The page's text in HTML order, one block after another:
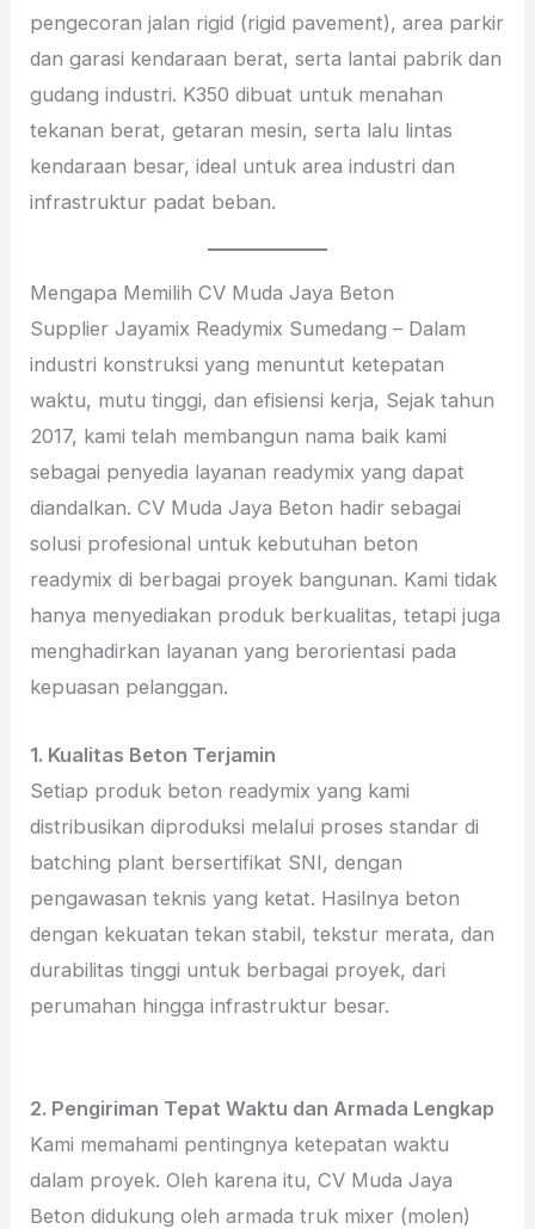
pengecoran jalan rigid (rigid pavement), area parkir
dan garasi kendaraan berat, serta lantai pabrik dan
gudang industri. K350 dibuat untuk menahan
tekanan berat, getaran mesin, serta lalu lintas
kendaraan besar, ideal untuk area industri dan
infrastruktur padat beban.
Mengapa Memilih CV Muda Jaya Beton
Supplier Jayamix Readymix Sumedang – Dalam
industri konstruksi yang menuntut ketepatan
waktu, mutu tinggi, dan efisiensi kerja, Sejak tahun
2017, kami telah membangun nama baik kami
sebagai penyedia layanan readymix yang dapat
diandalkan. CV Muda Jaya Beton hadir sebagai
solusi profesional untuk kebutuhan beton
readymix di berbagai proyek bangunan. Kami tidak
hanya menyediakan produk berkualitas, tetapi juga
menghadirkan layanan yang berorientasi pada
kepuasan pelanggan.
1. Kualitas Beton Terjamin
Setiap produk beton readymix yang kami
distribusikan diproduksi melalui proses standar di
batching plant bersertifikat SNI, dengan
pengawasan teknis yang ketat. Hasilnya beton
dengan kekuatan tekan stabil, tekstur merata, dan
durabilitas tinggi untuk berbagai proyek, dari
perumahan hingga infrastruktur besar.
2. Pengiriman Tepat Waktu dan Armada Lengkap
Kami memahami pentingnya ketepatan waktu
dalam proyek. Oleh karena itu, CV Muda Jaya
Beton didukung oleh armada truk mixer (molen)